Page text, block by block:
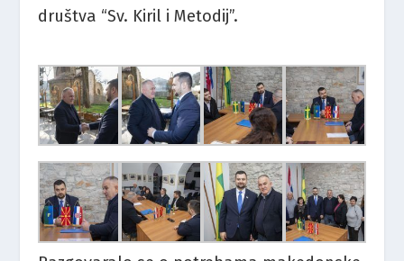
društva “Sv. Kiril i Metodij”.